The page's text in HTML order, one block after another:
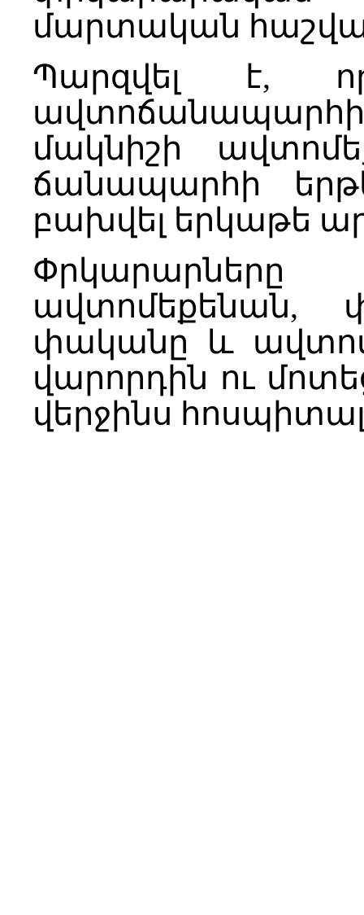
մարտական
Պարզվել է, որ
ավտոճանապարհի
մակնիշի
ճանապարհի
բախվել երկաթե
Փրկարարները
ավտոմեքենան,
փականը և
վարորդին ու
վերջինս